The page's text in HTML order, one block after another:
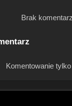
Brak
Komentowanie